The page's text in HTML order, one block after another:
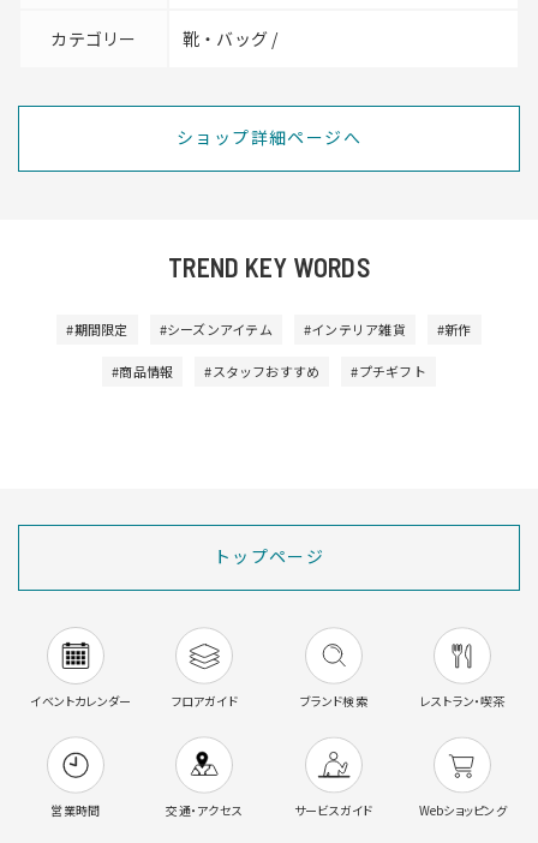
カテゴリー 靴・バッグ /
ショップ詳細ページへ
TREND KEY WORDS
#期間限定 #シーズンアイテム #インテリア雑貨 #新作
#商品情報 #スタッフおすすめ #プチギフト
トップページ
イベントカレンダー フロアガイド ブランド検索 レストラン・喫茶
営業時間 交通・アクセス サービスガイド Webショッピング